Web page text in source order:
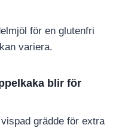
för en glutenfri
variera.
blir för
grädde för extra